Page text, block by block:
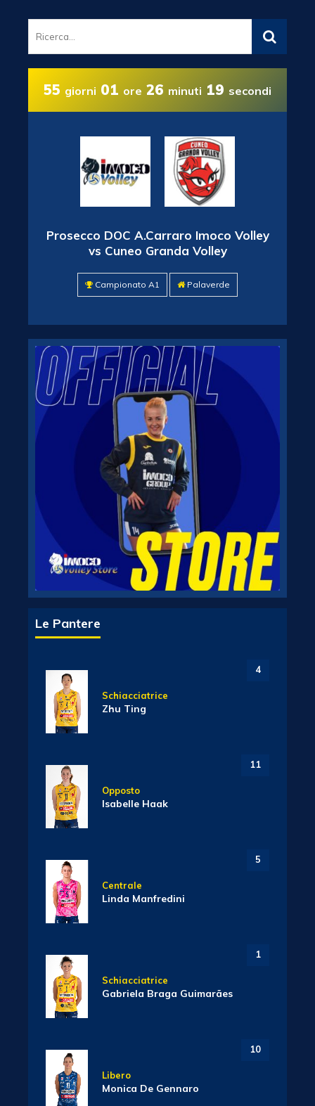
55 giorni 01 ore 26 minuti 18 secondi
Prosecco DOC A.Carraro Imoco Volley
vs Cuneo Granda Volley
Campionato A1 Palaverde
Le Pantere
4
Schiacciatrice
Zhu Ting
11
Opposto
Isabelle Haak
5
Centrale
Linda Manfredini
1
Schiacciatrice
Gabriela Braga Guimarães
10
Libero
Monica De Gennaro